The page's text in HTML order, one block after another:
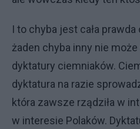
I to chyba jest cała
żaden chyba inny nie
dyktatury ciemniaków.
dyktatura na razie
która zawsze rządziła w
w interesie Polaków.